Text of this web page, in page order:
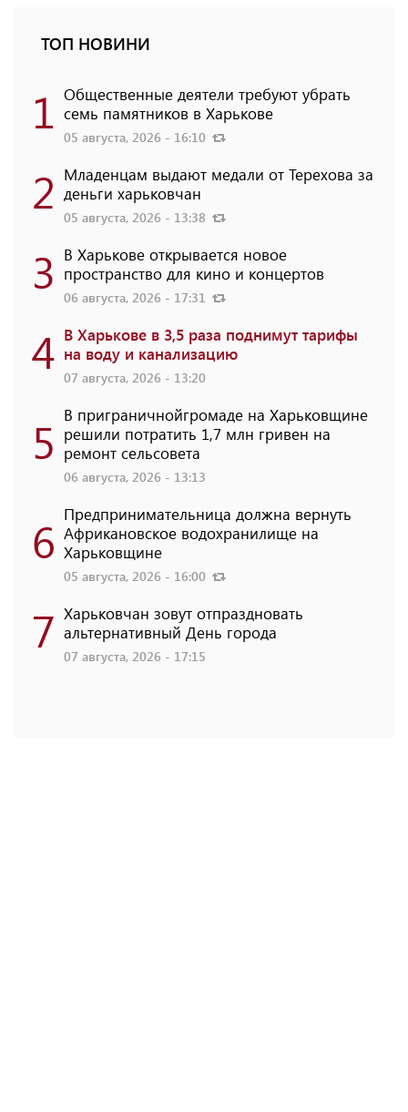
ТОП НОВИНИ
1 Общественные деятели требуют убрать
семь памятников в Харькове
05 августа, 2026 - 16:10
2 Младенцам выдают медали от Терехова за
деньги харьковчан
05 августа, 2026 - 13:38
3 В Харькове открывается новое
пространство для кино и концертов
06 августа, 2026 - 17:31
4 В Харькове в 3,5 раза поднимут тарифы
на воду и канализацию
07 августа, 2026 - 13:20
5 В приграничнойгромаде на Харьковщине
решили потратить 1,7 млн ​​гривен на
ремонт сельсовета
06 августа, 2026 - 13:13
6 Предпринимательница должна вернуть
Африкановское водохранилище на
Харьковщине
05 августа, 2026 - 16:00
7 Харьковчан зовут отпраздновать
альтернативный День города
07 августа, 2026 - 17:15